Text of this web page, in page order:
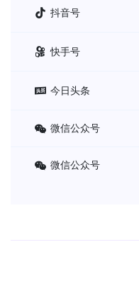
抖音号
快手号
今日头条
微信公众号
微信公众号